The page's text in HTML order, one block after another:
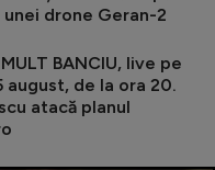
drone Geran-2
MULT BANCIU, live pe
august, de la ora 20.
atacă planul